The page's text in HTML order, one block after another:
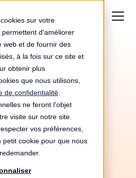
sur votre
d'améliorer
web et de fournir des
à la fois sur ce site et
obtenir plus
que nous utilisons,
de confidentialité
ne feront l'objet
visite sur notre site.
vos préférences,
petit cookie pour que nous
de 51000€
2020 Aps